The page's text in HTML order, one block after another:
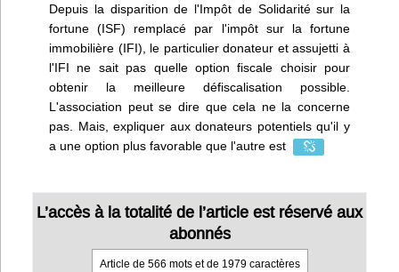
Depuis la disparition de l'Impôt de Solidarité sur la
fortune (ISF) remplacé par l'impôt sur la fortune
immobilière (IFI), le particulier donateur et assujetti à
l'IFI ne sait pas quelle option fiscale choisir pour
obtenir la meilleure défiscalisation possible.
L'association peut se dire que cela ne la concerne
pas. Mais, expliquer aux donateurs potentiels qu'il y
a une option plus favorable que l'autre est
L’accès à la totalité de l’article est réservé aux
abonnés
Article de 566 mots et de 1979 caractères